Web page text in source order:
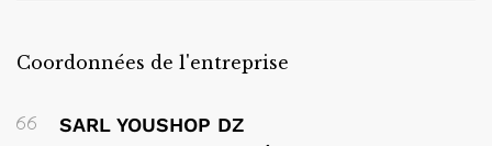
Coordonnées de l'entreprise
SARL YOUSHOP DZ